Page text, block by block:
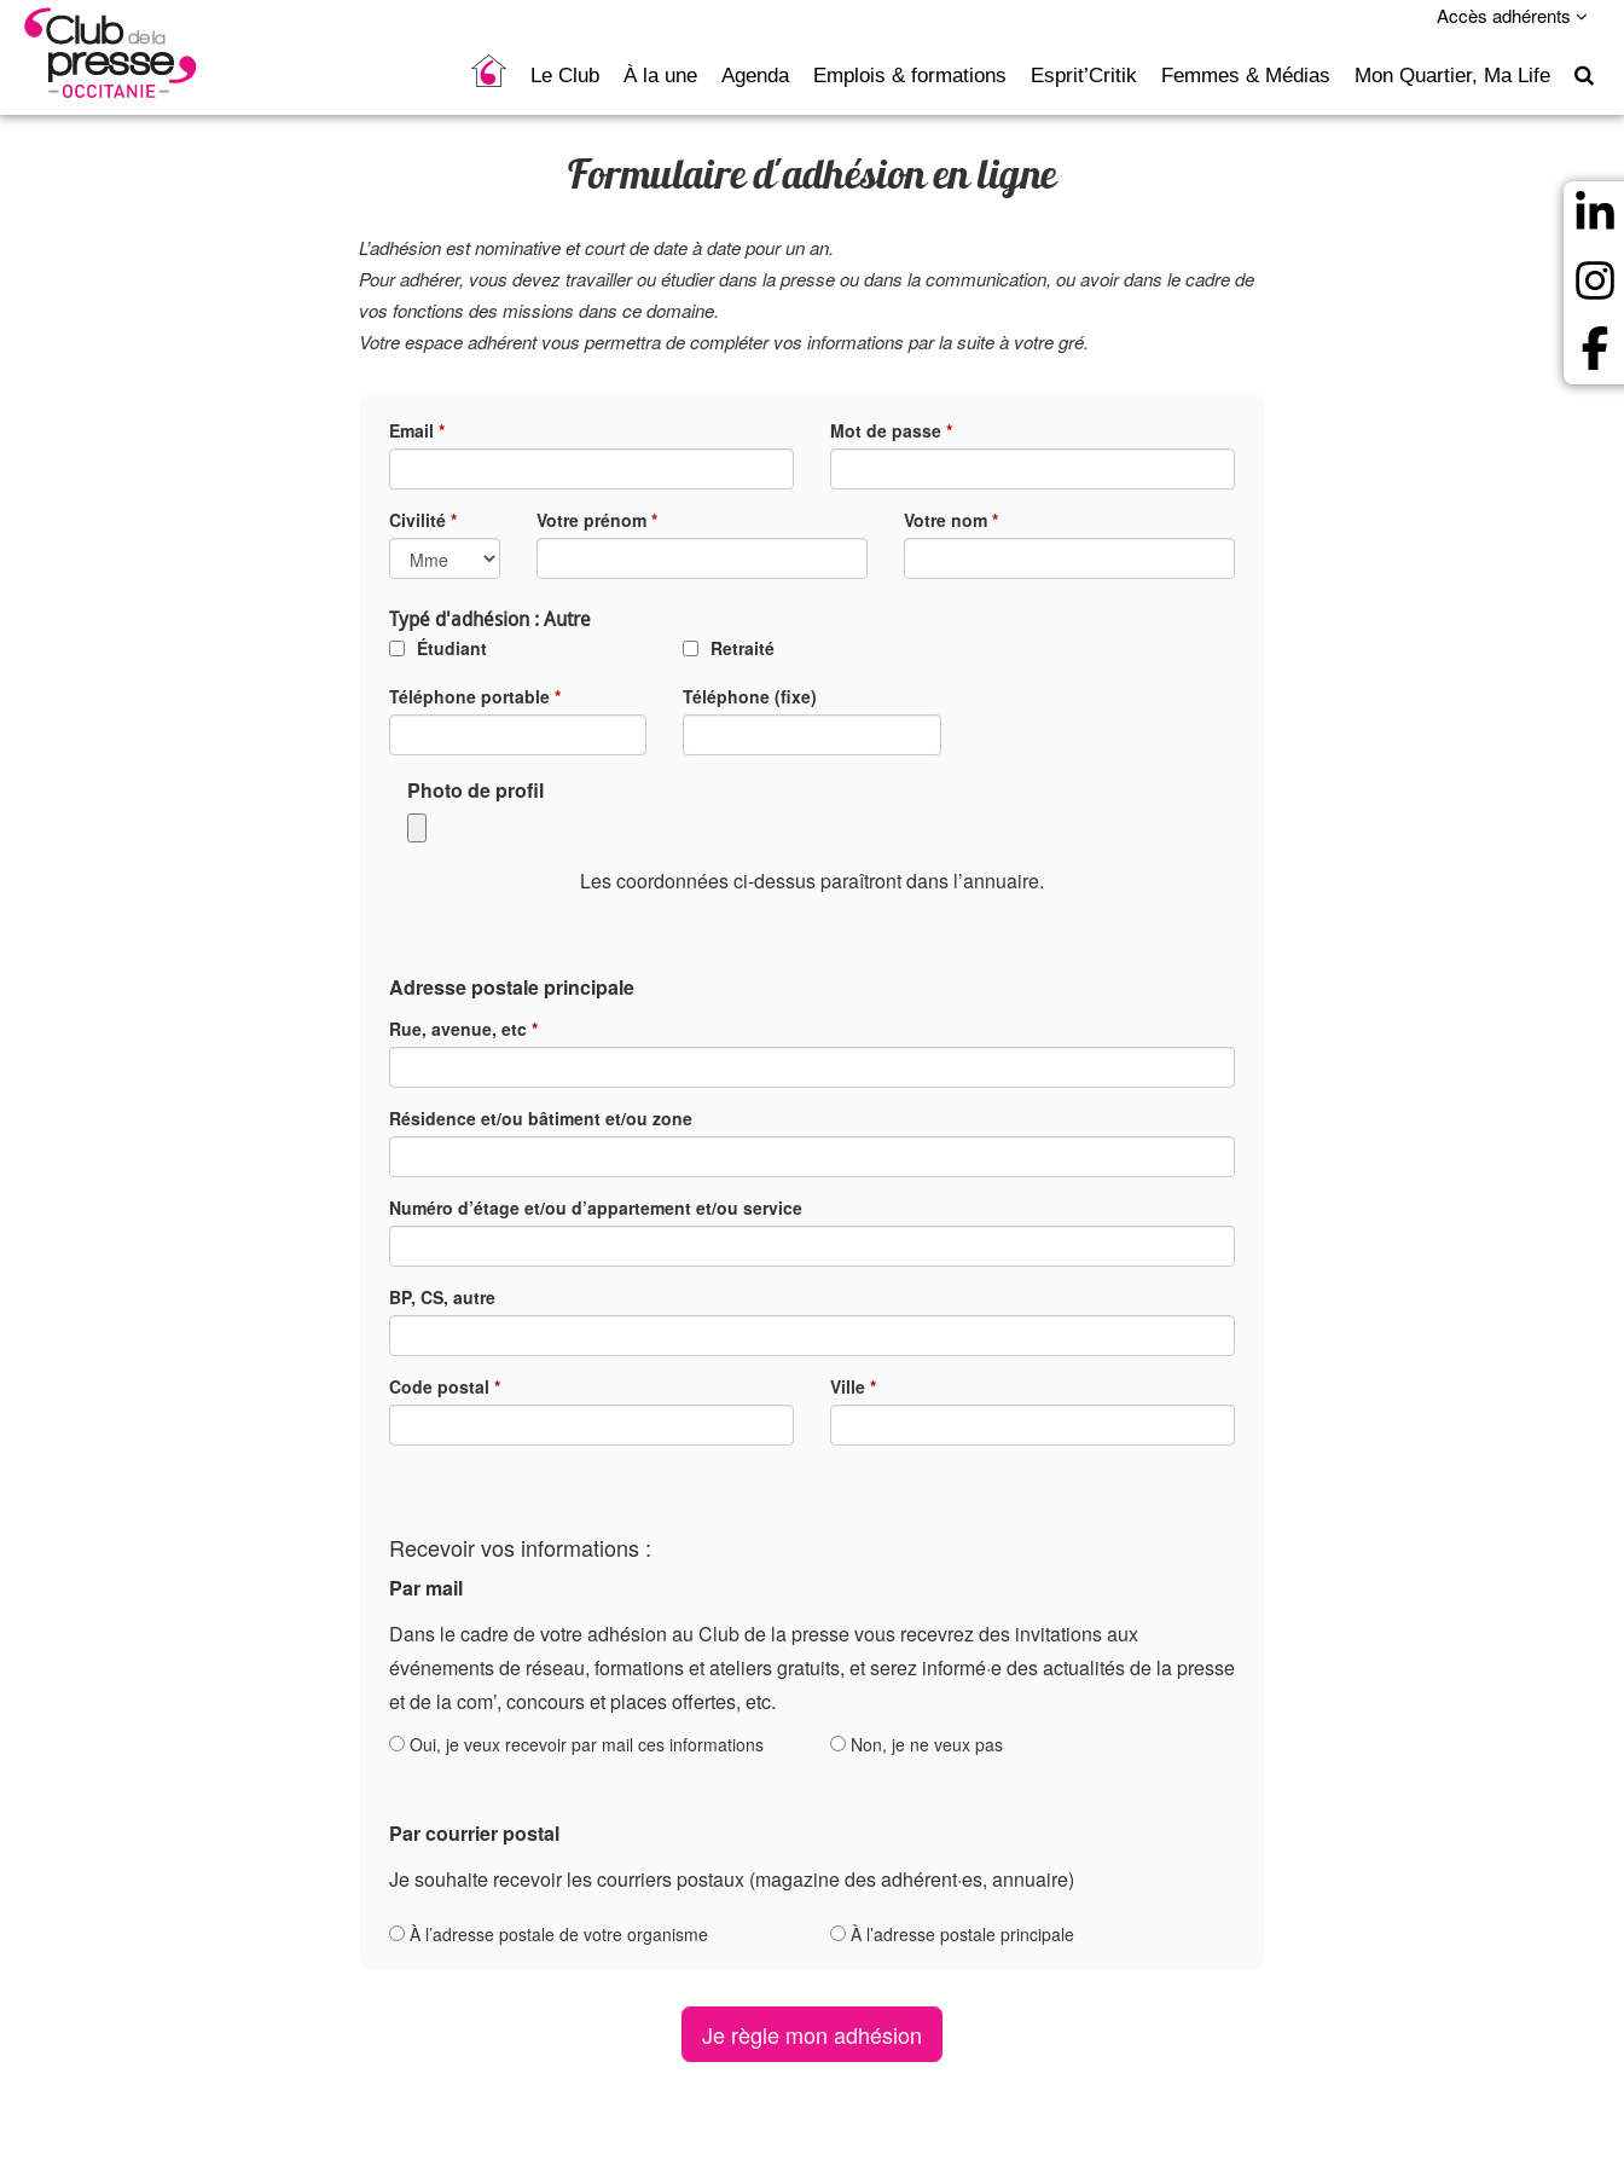
Accès adhérents
Le Club À la une Agenda Emplois & formations Esprit’Critik Femmes & Médias Mon Quartier, Ma Life
Formulaire d'adhésion en ligne
L’adhésion est nominative et court de date à date pour un an.
Pour adhérer, vous devez travailler ou étudier dans la presse ou dans la communication, ou avoir dans le cadre de
vos fonctions des missions dans ce domaine.
Votre espace adhérent vous permettra de compléter vos informations par la suite à votre gré.
Email * Mot de passe *
Civilité * Votre prénom * Votre nom *
Typé d'adhésion : Autre
Étudiant
Retraité
Téléphone portable * Téléphone (fixe)
Photo de profil
Les coordonnées ci-dessus paraîtront dans l’annuaire.
Adresse postale principale
Rue, avenue, etc *
Résidence et/ou bâtiment et/ou zone
Numéro d’étage et/ou d’appartement et/ou service
BP, CS, autre
Code postal * Ville *
Recevoir vos informations :
Par mail
Dans le cadre de votre adhésion au Club de la presse vous recevrez des invitations aux
événements de réseau, formations et ateliers gratuits, et serez informé·e des actualités de la presse
et de la com’, concours et places offertes, etc.
Oui, je veux recevoir par mail ces informations Non, je ne veux pas
Par courrier postal
Je souhaite recevoir les courriers postaux (magazine des adhérent·es, annuaire)
À l’adresse postale de votre organisme À l’adresse postale principale